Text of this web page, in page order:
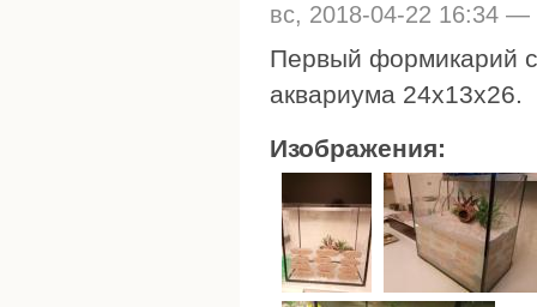
вс, 2018-04-22 16:34 —
Первый формикарий
аквариума 24х13х26.
Изображения: